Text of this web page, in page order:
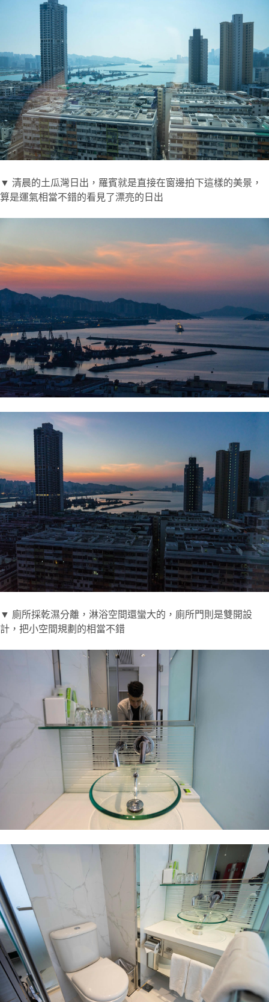
▼ 清晨的土瓜灣日出，羅賓就是直接在窗邊拍下這樣的美景，
算是運氣相當不錯的看見了漂亮的日出
▼ 廁所採乾濕分離，淋浴空間還蠻大的，廁所門則是雙開設
計，把小空間規劃的相當不錯